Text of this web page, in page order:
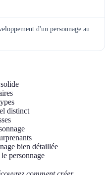
d'un personnage au
distinct
bien détaillée
personnage